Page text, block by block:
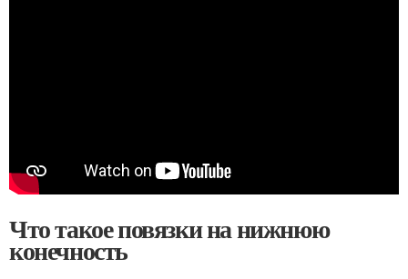
Что такое повязки на нижнюю
конечность